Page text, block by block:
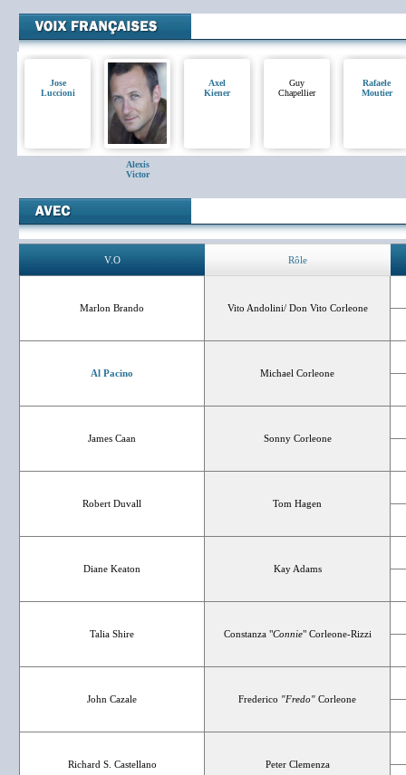
Jose
Luccioni
Alexis
Victor
Axel
Kiener
Guy
Chapellier
Rafaele
Moutier
V.O Rôle
Marlon Brando Vito Andolini/ Don Vito Corleone
Al Pacino Michael Corleone
James Caan Sonny Corleone
Robert Duvall Tom Hagen
Diane Keaton Kay Adams
Talia Shire Constanza "Connie" Corleone-Rizzi
John Cazale Frederico "Fredo" Corleone
Richard S. Castellano Peter Clemenza